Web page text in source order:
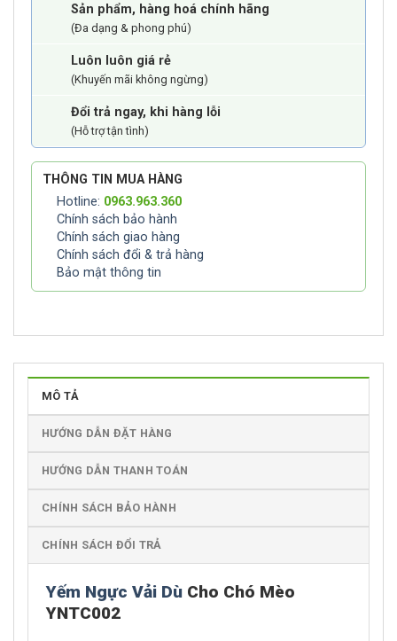
Sản phẩm, hàng hoá chính hãng
(Đa dạng & phong phú)
Luôn luôn giá rẻ
(Khuyến mãi không ngừng)
Đổi trả ngay, khi hàng lỗi
(Hỗ trợ tận tình)
THÔNG TIN MUA HÀNG
Hotline: 0963.963.360
Chính sách bảo hành
Chính sách giao hàng
Chính sách đổi & trả hàng
Bảo mật thông tin
MÔ TẢ
HƯỚNG DẪN ĐẶT HÀNG
HƯỚNG DẪN THANH TOÁN
CHÍNH SÁCH BẢO HÀNH
CHÍNH SÁCH ĐỔI TRẢ
Yếm Ngực Vải Dù Cho Chó Mèo
YNTC002